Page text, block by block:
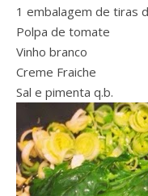
1 embalagem de tiras
Polpa de tomate
Vinho branco
Creme Fraiche
Sal e pimenta q.b.